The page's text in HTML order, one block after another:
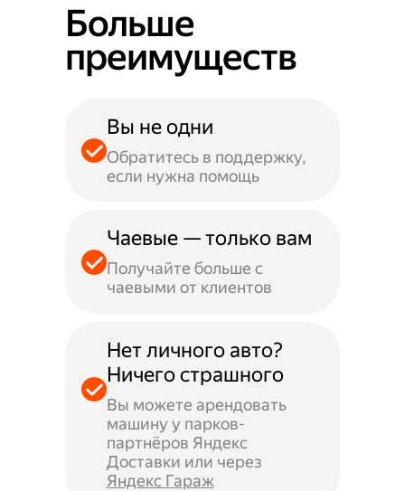
Больше
преимуществ
Вы не одни
Обратитесь в поддержку,
если нужна помощь
Чаевые — только вам
Получайте больше с
чаевыми от клиентов
Нет личного авто?
Ничего страшного
Вы можете арендовать
машину у парков-
партнёров Яндекс
Доставки или через
Яндекс Гараж